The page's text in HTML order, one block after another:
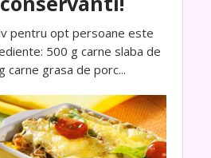
pentru opt persoane este
500 g carne slaba de
carne grasa de porc...